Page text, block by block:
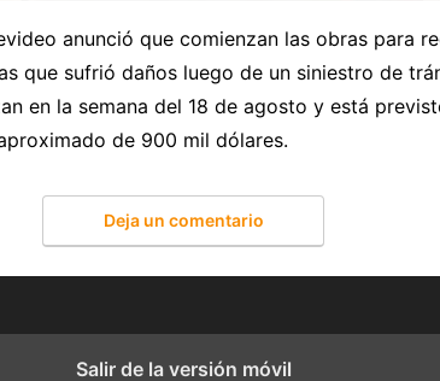
anunció que comienzan las obras para
que sufrió daños luego de un siniestro de
en la semana del 18 de agosto y está
de 900 mil dólares.
Deja un comentario
Salir de la versión móvil